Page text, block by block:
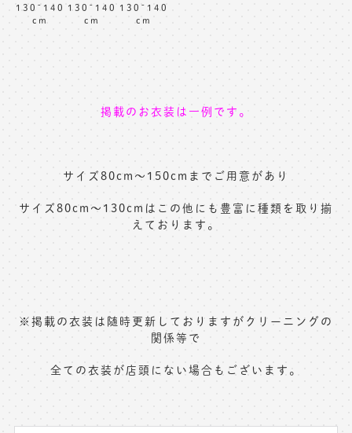
130~140
cm
130~140
cm
130~140
cm
掲載のお衣装は一例です。
サイズ80cm〜150cmまでご用意があり
サイズ80cm〜130cmはこの他にも豊富に種類を取り揃
えております。
※掲載の衣装は随時更新しておりますがクリーニングの
関係等で
全ての衣装が店頭にない場合もございます。